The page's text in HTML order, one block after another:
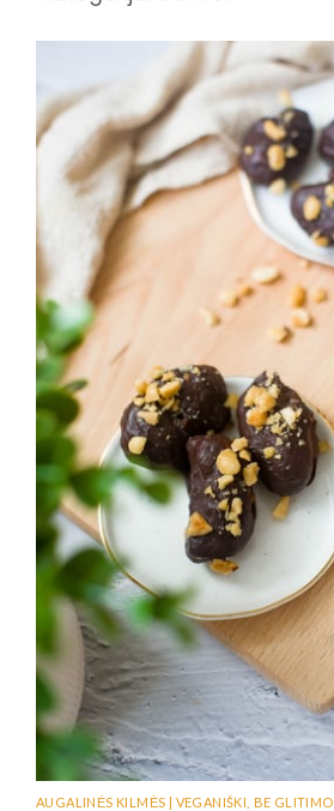
AUGALINĖS KILMĖS | VEGANIŠKI BE GLITIMO